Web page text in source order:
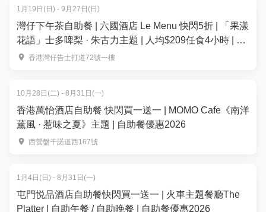
1月19日(日) - 9月27日(日)
灣仔下午茶自助餐 | 六國酒店 Le Menu 快閃5折 | 「果漾
花語」士多啤梨 · 朱古力主題 | 人均$209任食4小時 | 自
助餐優惠2026
香港灣仔告士打道72號一樓
10月28日(二) - 8月31日(一)
香港萬怡酒店自助餐 快閃買一送一 | MOMO Cafe《南洋
薰風 · 惹味之夏》主題 | 自助餐優惠2026
西營盤干諾道西167號
1月4日(日) - 8月31日(一)
屯門悦品酒店自助餐快閃買一送一 | 火車主題餐廳The
Platter | 自助午餐 / 自助晚餐 | 自助餐優惠2026